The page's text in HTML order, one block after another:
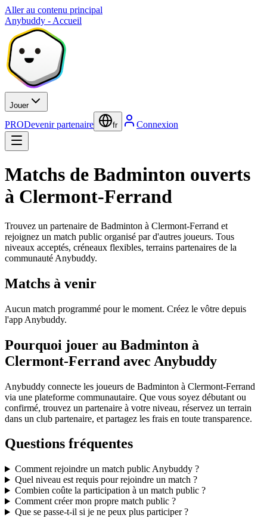
Aller au contenu principal
Anybuddy - Accueil
Jouer
PRODevenir partenaire fr Connexion
Matchs de Badminton ouverts
à Clermont-Ferrand
Trouvez un partenaire de Badminton à Clermont-Ferrand et
rejoignez un match public organisé par d'autres joueurs. Tous
niveaux acceptés, créneaux flexibles, terrains partenaires de la
communauté Anybuddy.
Matchs à venir
Aucun match programmé pour le moment. Créez le vôtre depuis
l'app Anybuddy.
Pourquoi jouer au Badminton à
Clermont-Ferrand avec Anybuddy
Anybuddy connecte les joueurs de Badminton à Clermont-Ferrand
via une plateforme communautaire. Que vous soyez débutant ou
confirmé, trouvez un partenaire à votre niveau, réservez un terrain
dans un club partenaire, et partagez les frais en toute transparence.
Questions fréquentes
Comment rejoindre un match public Anybuddy ?
Quel niveau est requis pour rejoindre un match ?
Combien coûte la participation à un match public ?
Comment créer mon propre match public ?
Que se passe-t-il si je ne peux plus participer ?